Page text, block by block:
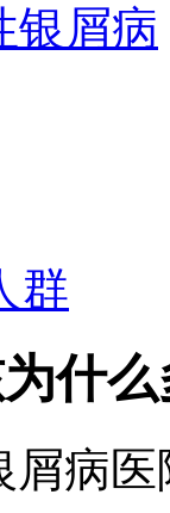
银屑病
群
什
病医